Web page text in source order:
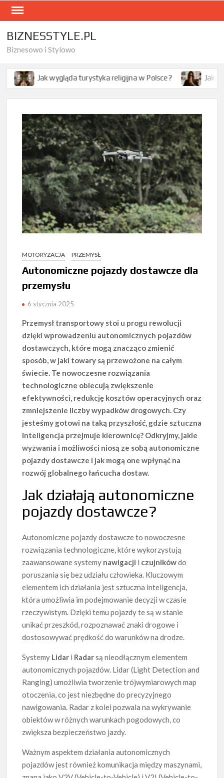
Skip
content
BIZNESSTYLE.PL
Biznesowo i Stylowo
turystyka religijna w Polsce? Jak modlitwa wpływa
MOTORYZACJA PRZEMYSŁ
Autonomiczne pojazdy dostawcze dla
przemysłu
6 stycznia 2025
Przemysł transportowy stoi u progu rewolucji
dzięki wprowadzeniu autonomicznych pojazdów
dostawczych, które mogą znacząco zmienić
sposób, w jaki towary są przewożone na całym
świecie. Te nowoczesne rozwiązania
technologiczne obiecują zwiększenie
efektywności, redukcję kosztów operacyjnych oraz
zmniejszenie liczby wypadków drogowych. Czy
jesteśmy gotowi na taką przyszłość, gdzie sztuczna
inteligencja przejmuje kierownicę? Odkryjmy, jakie
wyzwania i możliwości niosą ze sobą autonomiczne
pojazdy dostawcze i jak mogą one wpłynąć na
rozwój globalnego łańcucha dostaw.
Jak działają autonomiczne
pojazdy dostawcze?
Autonomiczne pojazdy dostawcze to nowoczesne
rozwiązania technologiczne, które wykorzystują
zaawansowane systemy nawigacji i czujnikówdo
poruszania się bez udziału człowieka. Kluczowym
elementem ich działania jest sztuczna inteligencja,
która umożliwia im podejmowanie decyzji w czasie
rzeczywistym. Dzięki temu pojazdy te są w stanie
unikać przeszkód, rozpoznawać znaki drogowe i
dostosowywać prędkość do warunków na drodze.
Systemy Lidar i Radarsą nieodłącznym elementem
autonomicznych pojazdów. Lidar (Light Detection and
Ranging) umożliwia tworzenie trójwymiarowych map
otoczenia, co jest niezbędne do precyzyjnego
nawigowania. Radar z kolei pozwala na wykrywanie
obiektów w różnych warunkach pogodowych, co
zwiększa bezpieczeństwo jazdy.
Ważnym aspektem działania autonomicznych
pojazdów jest również komunikacja między maszynami,